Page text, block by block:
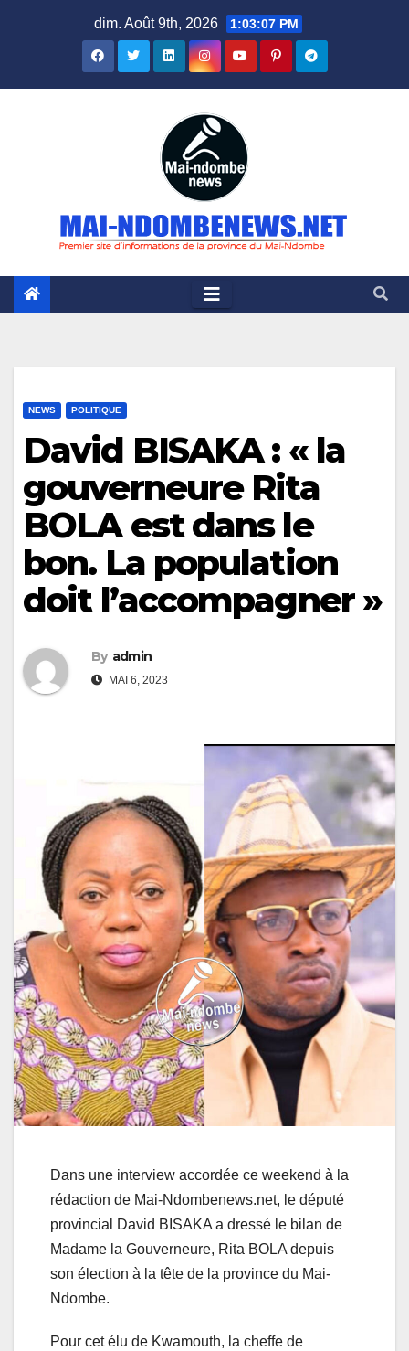
dim. Août 9th, 2026 1:03:09 PM
NEWS POLITIQUE
David BISAKA : « la
gouverneure Rita
BOLA est dans le
bon. La population
doit l’accompagner »
By admin
MAI 6, 2023
Dans une interview accordée ce weekend à la
rédaction de Mai-Ndombenews.net, le député
provincial David BISAKA a dressé le bilan de
Madame la Gouverneure, Rita BOLA depuis
son élection à la tête de la province du Mai-
Ndombe.
Pour cet élu de Kwamouth, la cheffe de